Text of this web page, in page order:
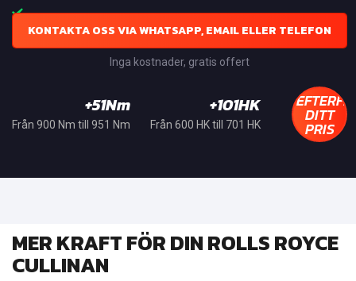
KONTAKTA OSS VIA WHATSAPP, EMAIL ELLER TELEFON
Inga kostnader, gratis offert
+51Nm
Från 900 Nm till 951 Nm
+101HK
Från 600 HK till 701 HK DITT
PRIS
MER KRAFT FÖR DIN ROLLS ROYCE
CULLINAN